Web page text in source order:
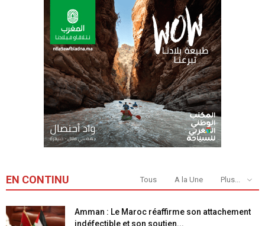
EN CONTINU Tous A la Une Plus...
Amman : Le Maroc réaffirme son attachement
indéfectible et son soutien...